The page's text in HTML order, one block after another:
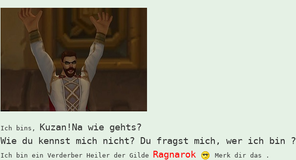
Ich bins,
Kuzan!Na wie gehts?
Wie du kennst mich nicht? Du fragst mich, wer ich bin ?
Ich bin ein Verderber Heiler der Gilde Ragnarok
Merk dir das .